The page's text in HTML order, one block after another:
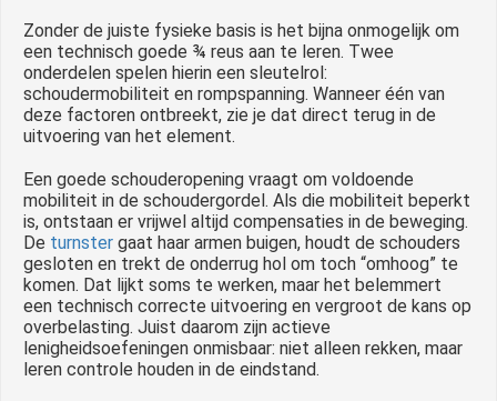
Zonder de juiste fysieke basis is het bijna onmogelijk om
een technisch goede ¾ reus aan te leren. Twee
onderdelen spelen hierin een sleutelrol:
schoudermobiliteit en rompspanning. Wanneer één van
deze factoren ontbreekt, zie je dat direct terug in de
uitvoering van het element.
Een goede schouderopening vraagt om voldoende
mobiliteit in de schoudergordel. Als die mobiliteit beperkt
is, ontstaan er vrijwel altijd compensaties in de beweging.
De turnster gaat haar armen buigen, houdt de schouders
gesloten en trekt de onderrug hol om toch “omhoog” te
komen. Dat lijkt soms te werken, maar het belemmert
een technisch correcte uitvoering en vergroot de kans op
overbelasting. Juist daarom zijn actieve
lenigheidsoefeningen onmisbaar: niet alleen rekken, maar
leren controle houden in de eindstand.